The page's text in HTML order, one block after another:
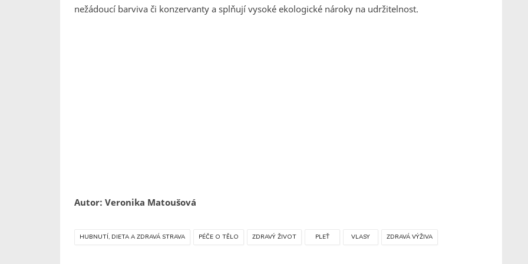
nežádoucí barviva či konzervanty a splňují vysoké ekologické nároky na udržitelnost.
Autor: Veronika Matoušová
HUBNUTÍ, DIETA A ZDRAVÁ STRAVA PÉČE O TĚLO ZDRAVÝ ŽIVOT PLEŤ VLASY ZDRAVÁ VÝŽIVA